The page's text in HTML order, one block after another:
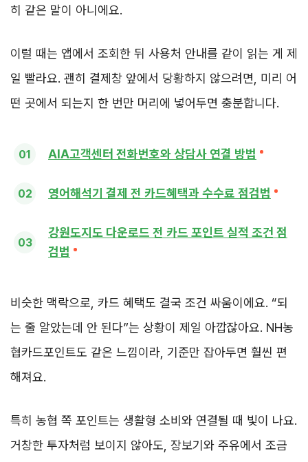
히 같은 말이 아니에요.
이럴 때는 앱에서 조회한 뒤 사용처 안내를 같이 읽는 게 제
일 빨라요. 괜히 결제창 앞에서 당황하지 않으려면, 미리 어
떤 곳에서 되는지 한 번만 머리에 넣어두면 충분합니다.
AIA고객센터 전화번호와 상담사 연결 방법
영어해석기 결제 전 카드혜택과 수수료 점검법
강원도지도 다운로드 전 카드 포인트 실적 조건 점
검법
비슷한 맥락으로, 카드 혜택도 결국 조건 싸움이에요. “되
는 줄 알았는데 안 된다”는 상황이 제일 아깝잖아요. NH농
협카드포인트도 같은 느낌이라, 기준만 잡아두면 훨씬 편
해져요.
특히 농협 쪽 포인트는 생활형 소비와 연결될 때 빛이 나요.
거창한 투자처럼 보이지 않아도, 장보기와 주유에서 조금